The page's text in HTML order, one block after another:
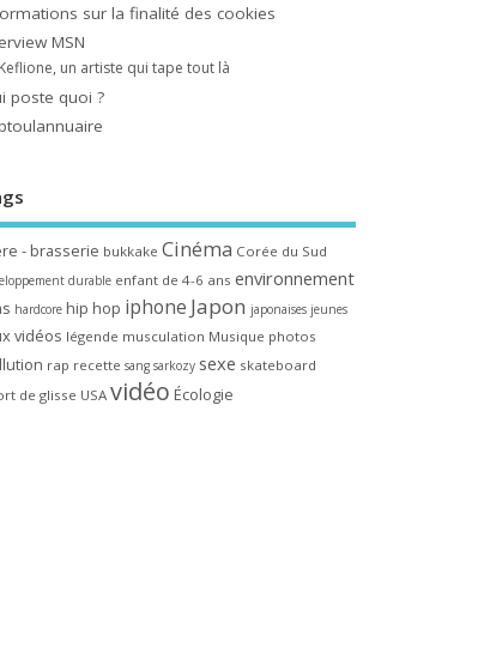
sur la finalité des cookies
MSN
Keflione, un artiste qui tape tout là
poste quoi ?
- brasserie bukkake Cinéma Corée du Sud
durable enfant de 4-6 ans environnement
hardcore hip hop iphone Japon japonaises jeunes
vidéos légende musculation Musique photos
rap recette sang sarkozy sexe skateboard
de glisse USA vidéo Écologie